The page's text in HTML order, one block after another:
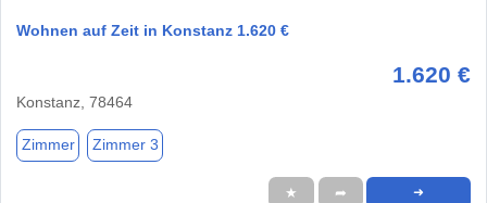
Wohnen auf Zeit in Konstanz 1.620 €
1.620 €
Konstanz, 78464
Zimmer Zimmer 3
★ ➦ ➜